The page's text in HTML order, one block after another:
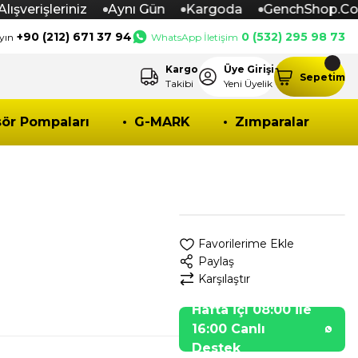
Aynı Gün Kargoda GenchShop.Com
+90 (212) 671 37 94 WhatsApp İletişim 0 (532) 295 98 73
Kargo
Takibi
Üye Girişi
Yeni Üyelik
Sepetim
Pompaları G-MARK Zımparalar
Paylaş
Karşılaştır
Hafta İçi 08:00 İle
16:00 Canlı
Destek